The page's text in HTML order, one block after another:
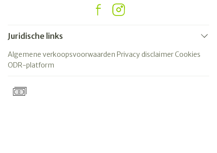
Juridische links
Algemene verkoopsvoorwaarden Privacy disclaimerCookies
ODR-platform